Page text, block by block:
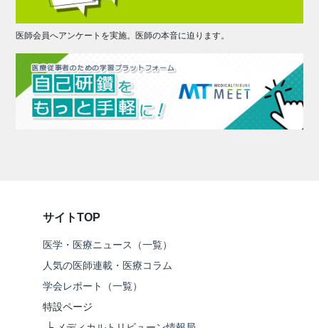
医師会員へアンケートを実施。医師の本音に迫ります。
サイトTOP
医学・医療ニュース（一覧）
人気の医師連載・医療コラム
学会レポート（一覧）
特設ページ